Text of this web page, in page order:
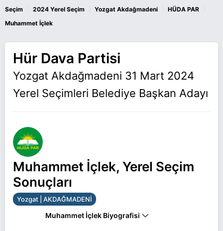
Seçim 2024 Yerel Seçim Yozgat Akdağmadeni HÜDA PAR
Muhammet İçlek
Hür Dava Partisi
Yozgat Akdağmadeni 31 Mart 2024
Yerel Seçimleri Belediye Başkan Adayı
Muhammet İçlek, Yerel Seçim
Sonuçları
Yozgat | AKDAĞMADENİ
Muhammet İçlek Biyografisi